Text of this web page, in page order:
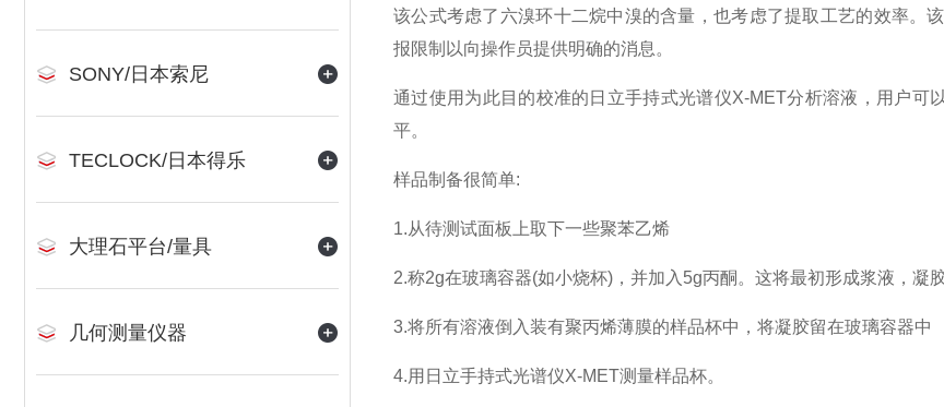
SONY/日本索尼
TECLOCK/日本得乐
大理石平台/量具
几何测量仪器
该公式考虑了六溴环十二烷中溴的含量，也考虑了提取工艺的效率。
报限制以向操作员提供明确的消息。
通过使用为此目的校准的日立手持式光谱仪X-MET分析溶液，用户
平。
样品制备很简单:
1.从待测试面板上取下一些聚苯乙烯
2.称2g在玻璃容器(如小烧杯)，并加入5g丙酮。这将最初形成浆液，凝
3.将所有溶液倒入装有聚丙烯薄膜的样品杯中，将凝胶留在玻璃容器中
4.用日立手持式光谱仪X-MET测量样品杯。